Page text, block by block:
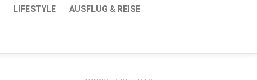
LIFESTYLE AUSFLUG & REISE